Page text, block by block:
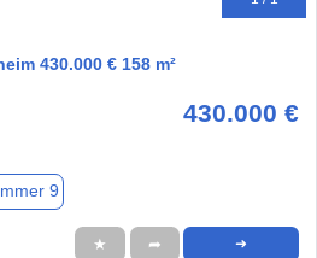
430.000 € 158 m²
430.000 €
9
★ ➦ ➜